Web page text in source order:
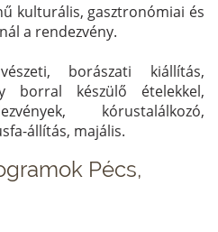
kulturális, gasztronómiai és
a rendezvény.
borászati kiállítás,
borral készülő ételekkel,
kórustalálkozó,
állítás, majális.
Pécs,